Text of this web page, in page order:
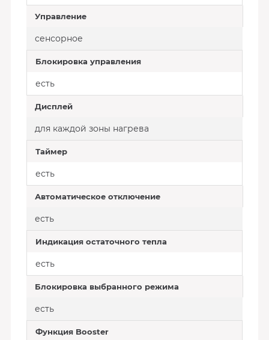
Управление
сенсорное
Блокировка управления
есть
Дисплей
для каждой зоны нагрева
Таймер
есть
Автоматическое отключение
есть
Индикация остаточного тепла
есть
Блокировка выбранного режима
есть
Функция Booster